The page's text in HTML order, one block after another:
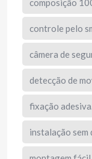
controle pelo
câmera de
detecção de
fixação adesiva.
instalação sem